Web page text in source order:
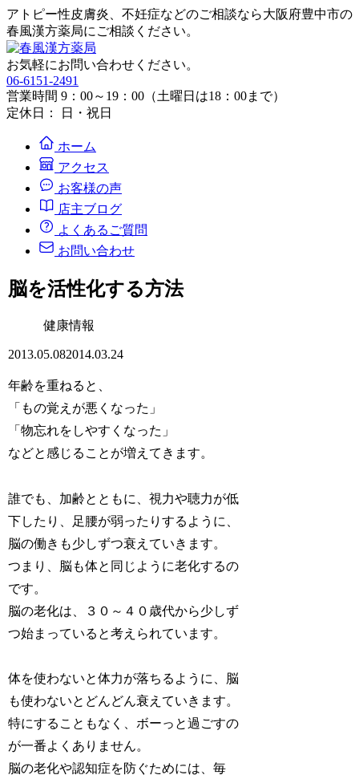
アトピー性皮膚炎、不妊症などのご相談なら大阪府豊中市の
春風漢方薬局にご相談ください。
お気軽にお問い合わせください。
06-6151-2491
営業時間 9：00～19：00（土曜日は18：00まで）
定休日： 日・祝日
ホーム
アクセス
お客様の声
店主ブログ
よくあるご質問
お問い合わせ
脳を活性化する方法
健康情報
2013.05.082014.03.24
年齢を重ねると、
「もの覚えが悪くなった」
「物忘れをしやすくなった」
などと感じることが増えてきます。
誰でも、加齢とともに、視力や聴力が低
下したり、足腰が弱ったりするように、
脳の働きも少しずつ衰えていきます。
つまり、脳も体と同じように老化するの
です。
脳の老化は、３０～４０歳代から少しず
つ始まっていると考えられています。
体を使わないと体力が落ちるように、脳
も使わないとどんどん衰えていきます。
特にすることもなく、ボーっと過ごすの
が一番よくありません。
脳の老化や認知症を防ぐためには、毎